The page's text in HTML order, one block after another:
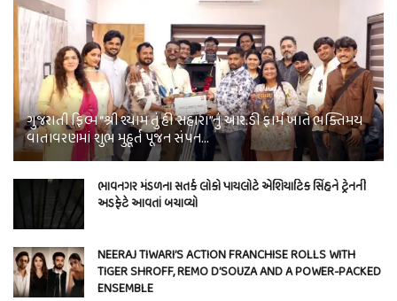
ગુજરાતી ફિલ્મ “શ્રી શ્યામ તું હી સહારા”નું આર.ડી ફાર્મ ખાતે ભક્તિમય
વાતાવરણમાં શુભ મુહૂર્ત પૂજન સંપન…
ભાવનગર મંડળના સતર્ક લોકો પાયલોટે એશિયાટિક સિંહને ટ્રેનની
અડફેટે આવતાં બચાવ્યો
NEERAJ TIWARI’S ACTION FRANCHISE ROLLS WITH
TIGER SHROFF, REMO D’SOUZA AND A POWER-PACKED
ENSEMBLE